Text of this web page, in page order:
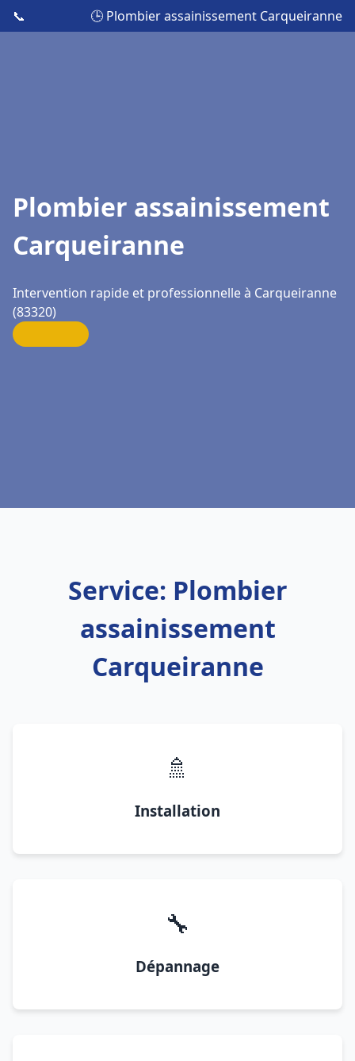
📞 🕒 Plombier assainissement Carqueiranne
Plombier assainissement
Carqueiranne
Intervention rapide et professionnelle à Carqueiranne
(83320)
Service: Plombier
assainissement
Carqueiranne
🚿
Installation
🔧
Dépannage